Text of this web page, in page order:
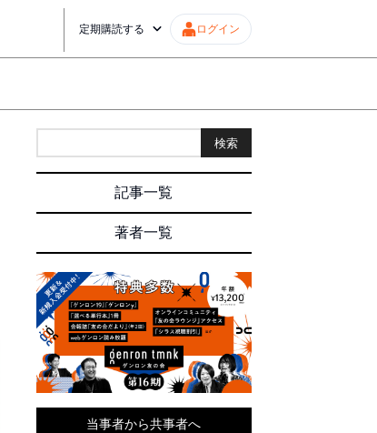
定期購読する ログイン
検索
記事一覧
著者一覧
当事者から共事者へ